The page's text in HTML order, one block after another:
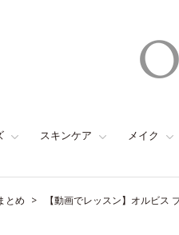
スキンケア メイク
とめ 【動画でレッスン】オルビス